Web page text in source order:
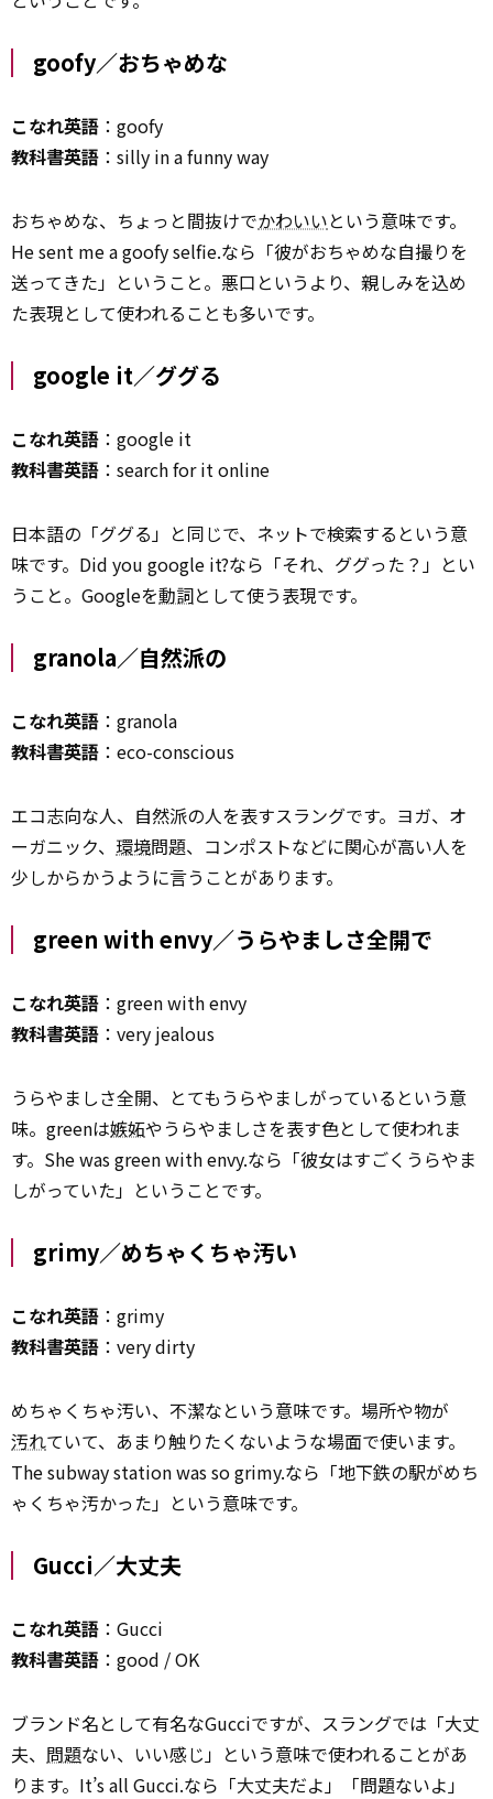
goofy／おちゃめな
こなれ英語 ：goofy
教科書英語 ：silly in a funny way
おちゃめな、ちょっと間抜けでかわいいという意味です。
He sent me a goofy selfie.なら「彼がおちゃめな自撮りを
送ってきた」ということ。悪口というより、親しみを込め
た表現として使われることも多いです。
google it／ググる
こなれ英語 ：google it
教科書英語 ：search for it online
日本語の「ググる」と同じで、ネットで検索するという意
味です。Did you google it?なら「それ、ググった？」とい
うこと。Googleを動詞として使う表現です。
granola／自然派の
こなれ英語 ：granola
教科書英語 ：eco-conscious
エコ志向な人、自然派の人を表すスラングです。ヨガ、オ
ーガニック、 環境問題、コンポストなどに関心が高い人を
少しからかうように言うことがあります。
green with envy／うらやましさ全開で
こなれ英語 ：green with envy
教科書英語 ：very jealous
うらやましさ全開、とてもうらやましがっているという意
味。greenは嫉妬やうらやましさを表す色として使われま
す。She was green with envy.なら「彼女はすごくうらやま
しがっていた」ということです。
grimy／めちゃくちゃ汚い
こなれ英語 ：grimy
教科書英語 ：very dirty
めちゃくちゃ汚い、不潔なという意味です。場所や物が
汚れていて、あまり触りたくないような場面で使います。
The subway station was so grimy.なら「地下鉄の駅がめち
ゃくちゃ汚かった」という意味です。
Gucci／大丈夫
こなれ英語 ：Gucci
教科書英語 ：good / OK
ブランド名として有名なGucciですが、スラングでは「大丈
夫、 問題ない、いい感じ」という意味で使われることがあ
ります。It’s all Gucci.なら「大丈夫だよ」「問題ないよ」